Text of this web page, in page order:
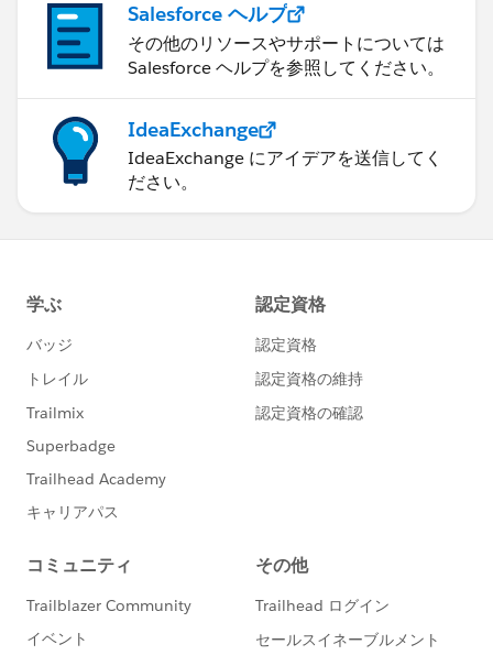
Salesforce ヘルプ
その他のリソースやサポートについては
Salesforce ヘルプを参照してください。
IdeaExchange
IdeaExchange にアイデアを送信してく
ださい。